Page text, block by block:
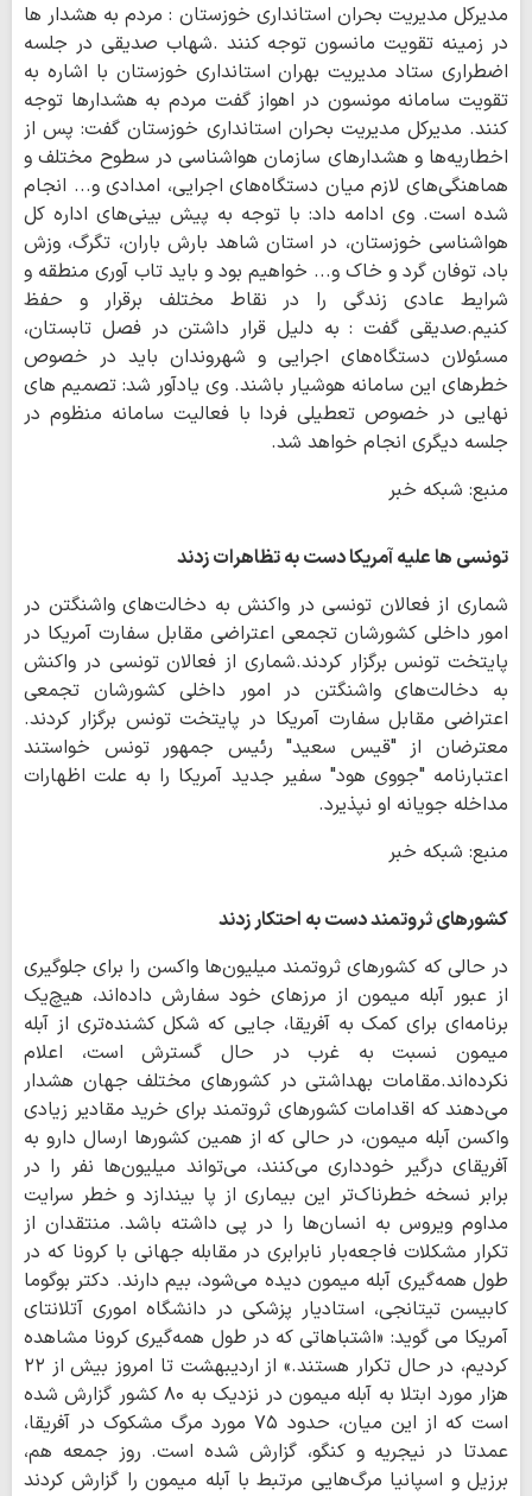
مدیرکل مدیریت بحران استانداری خوزستان : مردم به هشدار ها
در زمینه تقویت مانسون توجه کنند .شهاب صدیقی در جلسه
اضطراری ستاد مدیریت بهران استانداری خوزستان با اشاره به
تقویت سامانه مونسون در اهواز گفت مردم به هشدارها توجه
کنند. مدیرکل مدیریت بحران استانداری خوزستان گفت: پس از
اخطاریه‌ها و هشدارهای سازمان هواشناسی در سطوح مختلف و
هماهنگی‌های لازم میان دستگاه‌های اجرایی، امدادی و... انجام
شده است. وی ادامه داد: با توجه به پیش بینی‌های اداره کل
هواشناسی خوزستان، در استان شاهد بارش باران، تگرگ، وزش
باد، توفان گرد و خاک و... خواهیم بود و باید تاب آوری منطقه و
شرایط عادی زندگی را در نقاط مختلف برقرار و حفظ
کنیم.صدیقی گفت : به دلیل قرار داشتن در فصل تابستان،
مسئولان دستگاه‌های اجرایی و شهروندان باید در خصوص
خطرهای این سامانه هوشیار باشند. وی یادآور شد: تصمیم های
نهایی در خصوص تعطیلی فردا با فعالیت سامانه منظوم در
جلسه دیگری انجام خواهد شد.
منبع: شبکه خبر
تونسی ها علیه آمریکا دست به تظاهرات زدند
شماری از فعالان تونسی در واکنش به دخالت‌های واشنگتن در
امور داخلی کشورشان تجمعی اعتراضی مقابل سفارت آمریکا در
پایتخت تونس برگزار کردند.شماری از فعالان تونسی در واکنش
به دخالت‌های واشنگتن در امور داخلی کشورشان تجمعی
اعتراضی مقابل سفارت آمریکا در پایتخت تونس برگزار کردند.
معترضان از "قیس سعید" رئیس جمهور تونس خواستند
اعتبارنامه "جووی هود" سفیر جدید آمریکا را به علت اظهارات
مداخله جویانه او نپذیرد.
منبع: شبکه خبر
کشورهای ثروتمند دست به احتکار زدند
در حالی که کشورهای ثروتمند میلیون‌ها واکسن را برای جلوگیری
از عبور آبله میمون از مرزهای خود سفارش داده‌اند، هیچ‌یک
برنامه‌ای برای کمک به آفریقا، جایی که شکل کشنده‌تری از آبله
میمون‌ نسبت به غرب در حال گسترش است، اعلام
نکرده‌اند.مقامات بهداشتی در کشورهای مختلف جهان هشدار
می‌دهند که اقدامات کشورهای ثروتمند برای خرید مقادیر زیادی
واکسن آبله میمون، در حالی که از همین کشورها ارسال دارو به
آفریقای درگیر خودداری می‌کنند، می‌تواند میلیون‌ها نفر را در
برابر نسخه خطرناک‌تر این بیماری از پا بیندازد و خطر سرایت
مداوم ویروس به انسان‌ها را در پی داشته باشد. منتقدان از
تکرار مشکلات فاجعه‌بار نابرابری در مقابله جهانی با کرونا که در
طول همه‌گیری آبله میمون دیده می‌شود، بیم دارند. دکتر بوگوما
کابیسن تیتانجی، استادیار پزشکی در دانشگاه اموری آتلانتای
آمریکا می گوید: «اشتباهاتی که در طول همه‌گیری کرونا مشاهده
کردیم، در حال تکرار هستند.» از اردیبهشت تا امروز بیش از ۲۲
هزار مورد ابتلا به آبله میمون در نزدیک به ۸۰ کشور گزارش شده
است که از این میان، حدود ۷۵ مورد مرگ مشکوک در آفریقا،
عمدتا در نیجریه و کنگو، گزارش شده است. روز جمعه هم،
برزیل و اسپانیا مرگ‌هایی مرتبط با آبله میمون را گزارش کردند